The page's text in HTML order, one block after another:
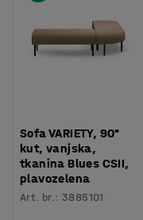
Sofa VARIETY, 90°
kut, vanjska,
tkanina Blues CSII,
plavozelena
Art. br.:3885101